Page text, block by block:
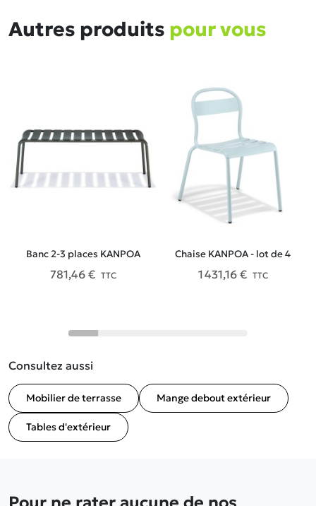
Autres produits pour vous
Banc 2-3 places KANPOA
781,46 € TTC
Chaise KANPOA - lot de 4
1 431,16 € TTC
Consultez aussi
Mobilier de terrasse Mange debout extérieur
Tables d'extérieur